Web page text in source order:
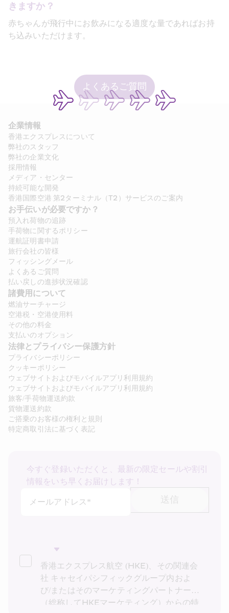
きますか？
赤ちゃんが飛行中にお飲みになる適度な量であればお持
ち込みいただけます。
よくあるご質問
企業情報
香港エクスプレスについて
弊社のスタッフ
弊社の企業文化
採用情報
メディア・センター
持続可能な開発
香港国際空港 第2ターミナル（T2）サービスのご案内
お手伝いが必要ですか？
預入れ荷物の追跡
手荷物に関するポリシー
運航証明書申請
旅行会社の皆様
フィッシングメール
よくあるご質問
払い戻しの進捗状況確認
諸費用について
燃油サーチャージ
空港税・空港使用料
その他の料金
支払いのオプション
法律とプライバシー保護方針
プライバシーポリシー
クッキーポリシー
ウェブサイトおよびモバイルアプリ利用規約
ウェブサイトおよびモバイルアプリ利用規約
旅客/手荷物運送約款
貨物運送約款
ご搭乗のお客様の権利と規則
特定商取引法に基づく表記
今すぐ登録いただくと、最新の限定セールや割引
情報をいち早くお届けします！
メールアドレス*
送信
香港エクスプレス航空 (HKE)、その関連会
社 キャセイパシフィックグループ内およ
び/またはそのマーケティングパートナー
（総称してHKEマーケティング）からの特